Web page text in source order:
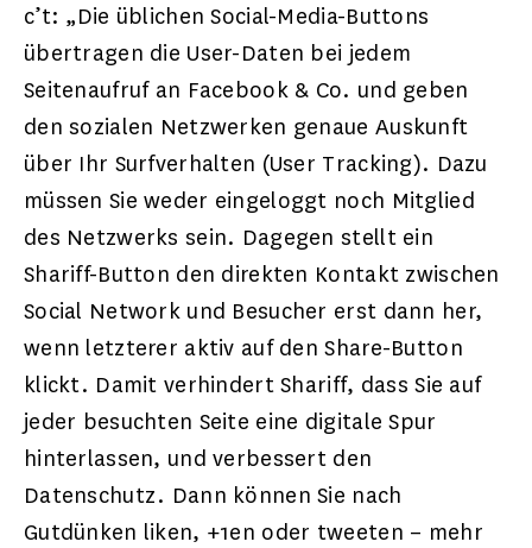
c’t: „Die üblichen Social-Media-Buttons
übertragen die User-Daten bei jedem
Seitenaufruf an Facebook & Co. und geben
den sozialen Netzwerken genaue Auskunft
über Ihr Surfverhalten (User Tracking). Dazu
müssen Sie weder eingeloggt noch Mitglied
des Netzwerks sein. Dagegen stellt ein
Shariff-Button den direkten Kontakt zwischen
Social Network und Besucher erst dann her,
wenn letzterer aktiv auf den Share-Button
klickt. Damit verhindert Shariff, dass Sie auf
jeder besuchten Seite eine digitale Spur
hinterlassen, und verbessert den
Datenschutz. Dann können Sie nach
Gutdünken liken, +1en oder tweeten – mehr